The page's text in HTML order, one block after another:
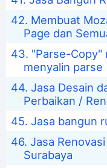
Membuat
Page dan
"Parse-Copy"
menyalin parse
Jasa Desain
Perbaikan /
Jasa bangun
Jasa
Surabaya